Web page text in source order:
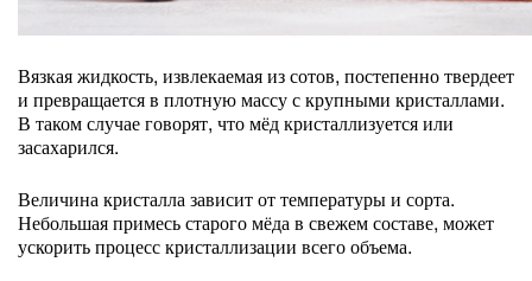
Вязкая жидкость, извлекаемая из сотов, постепенно твердеет
и превращается в плотную массу с крупными кристаллами.
В таком случае говорят, что мёд кристаллизуется или
засахарился.
Величина кристалла зависит от температуры и сорта.
Небольшая примесь старого мёда в свежем составе, может
ускорить процесс кристаллизации всего объема.